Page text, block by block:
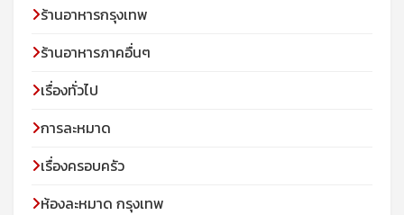
ร้านอาหารกรุงเทพ
ร้านอาหารภาคอื่นๆ
เรื่องทั่วไป
การละหมาด
เรื่องครอบครัว
ห้องละหมาด กรุงเทพ